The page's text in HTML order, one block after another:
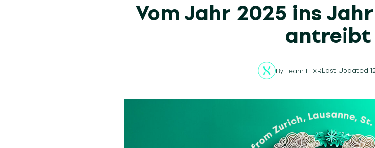
Vom Jahr 2025 ins
antreibt
By Team LEXRLast Updated